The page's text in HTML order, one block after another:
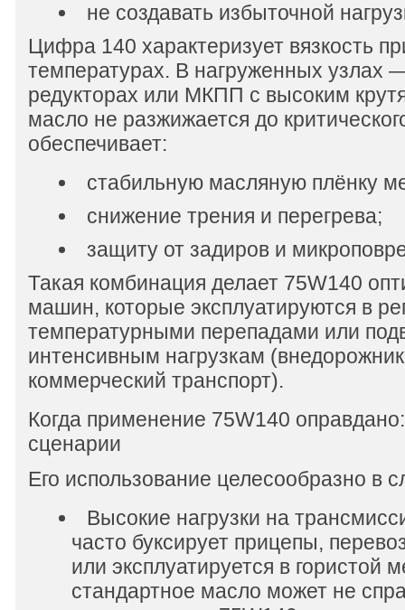
не создавать избыточной
Цифра 140 характеризует вязкость
температурах. В нагруженных узлах
редукторах или МКПП с высоким
масло не разжижается до
обеспечивает:
стабильную масляную плёнку
снижение трения и перегрева;
защиту от задиров и
Такая комбинация делает 75W140
машин, которые эксплуатируются в
температурными перепадами или
интенсивным нагрузкам
коммерческий транспорт).
Когда применение 75W140
сценарии
Его использование целесообразно в
Высокие нагрузки на
часто буксирует прицепы,
или эксплуатируется в гористой
стандартное масло может не